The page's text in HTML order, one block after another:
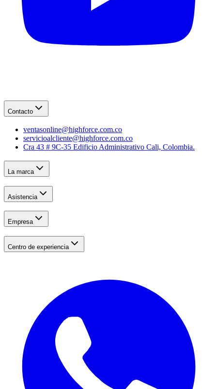
Contacto
ventasonline@highforce.com.co
servicioalcliente@highforce.com.co
Cra 43 # 9C-35 Edificio Administrativo Cali, Colombia.
La marca
Asistencia
Empresa
Centro de experiencia